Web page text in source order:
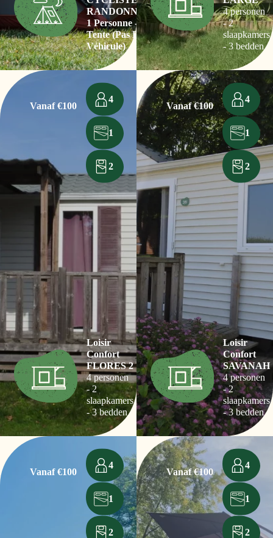
RANDONNEUR
1 Personne - 1
Tente (pas De
Véhicule)
4 personen
- 2
slaapkamers
- 3 bedden
Vanaf €100
4
1
2
Loisir
Confort
FLORES 2
4 personen
- 2
slaapkamers
- 3 bedden
Vanaf €100
4
1
2
Loisir
Confort
SAVANAH
4 personen
- 2
slaapkamers
- 3 bedden
Vanaf €100
4
1
2
Vanaf €100
4
1
2